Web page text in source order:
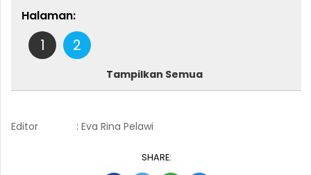
Halaman:
1 2
Tampilkan Semua
Editor : Eva Rina Pelawi
SHARE: